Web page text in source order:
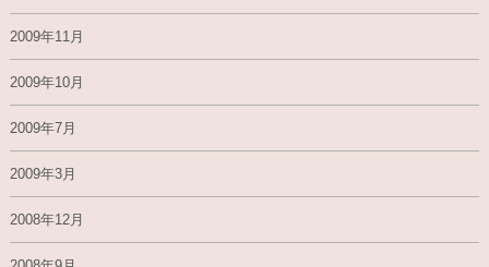
2009年11月
2009年10月
2009年7月
2009年3月
2008年12月